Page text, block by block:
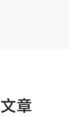
章